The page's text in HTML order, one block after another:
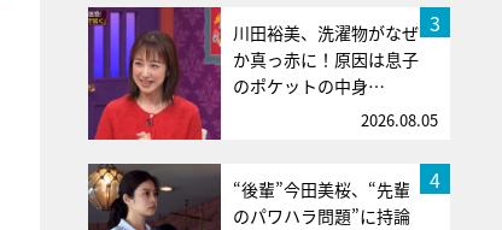
3
川田裕美、洗濯物がなぜ
か真っ赤に！原因は息子
のポケットの中身…
2026.08.05
4
“後輩”今田美桜、“先輩
のパワハラ問題”に持論